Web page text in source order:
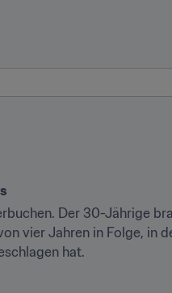
Der 30-Jährige
vier Jahren in Folge, in
hat.